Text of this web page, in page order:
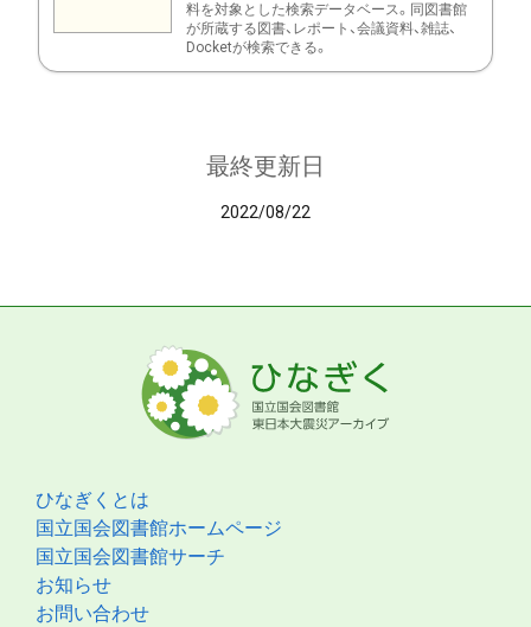
料を対象とした検索データベース。同図書館
が所蔵する図書、レポート、会議資料、雑誌、
Docketが検索できる。
最終更新日
2022/08/22
ひなぎくとは
国立国会図書館ホームページ
国立国会図書館サーチ
お知らせ
お問い合わせ